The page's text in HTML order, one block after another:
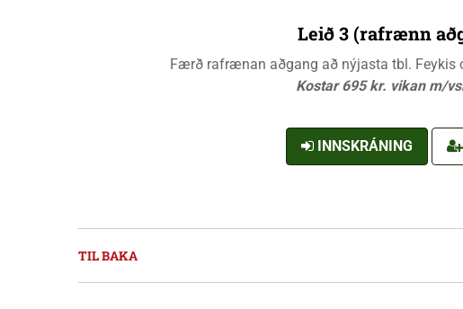
Leið 3 (rafrænn
Færð rafrænan aðgang að nýjasta tbl.
Kostar 695 kr. vikan m/
INNSKRÁNING
TIL BAKA